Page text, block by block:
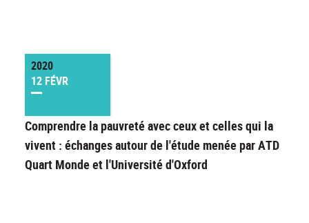
2020
12 FÉVR
Comprendre la pauvreté avec ceux et celles qui la
vivent : échanges autour de l'étude menée par ATD
Quart Monde et l'Université d'Oxford